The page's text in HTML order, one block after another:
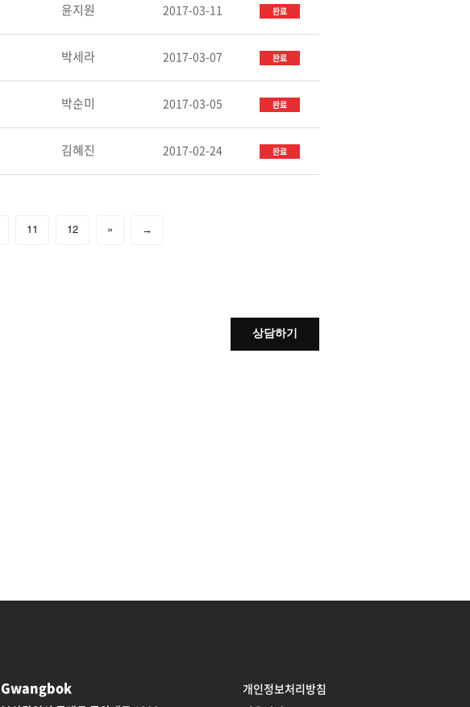
윤지원 2017-03-11 완료
박세라 2017-03-07 완료
박순미 2017-03-05 완료
김혜진 2017-02-24 완료
11 12 » →
상담하기
Gwangbok
개인정보처리방침